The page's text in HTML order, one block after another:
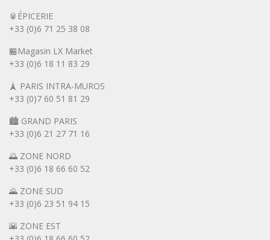
🥫ÉPICERIE
+33 (0)6 71 25 38 08
🏪Magasin LX Market
+33 (0)6 18 11 83 29
🗼 PARIS INTRA-MUROS
+33 (0)7 60 51 81 29
🏙️ GRAND PARIS
+33 (0)6 21 27 71 16
🌅 ZONE NORD
+33 (0)6 18 66 60 52
🌄 ZONE SUD
+33 (0)6 23 51 94 15
🌇 ZONE EST